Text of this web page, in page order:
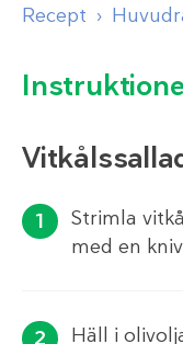
Recept
Strimla
med en
Häll i